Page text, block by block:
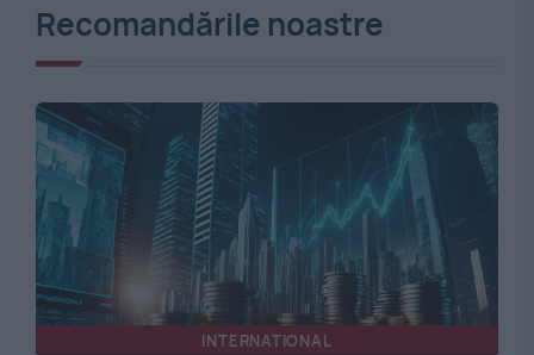
Recomandările noastre
INTERNATIONAL